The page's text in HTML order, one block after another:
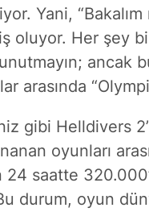
Yani,
oluyor. Her şey
ancak
arasında
gibi Helldivers
oyunları
saatte
durum, oyun